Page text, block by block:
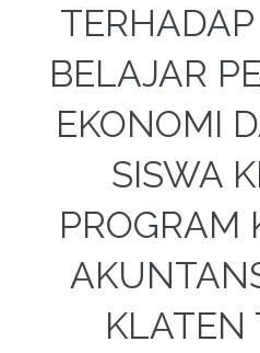
BELAJAR
EKONOMI
SISWA
PROGRAM
KLATEN